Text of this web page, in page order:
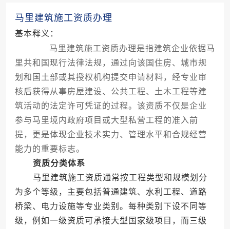
马里建筑施工资质办理
基本释义：
马里建筑施工资质办理是指建筑企业依据马
里共和国现行法律法规，通过向该国住房、城市规
划和国土部或其授权机构提交申请材料，经专业审
核后获得从事房屋建设、公共工程、土木工程等建
筑活动的法定许可凭证的过程。该资质不仅是企业
参与马里境内政府项目或大型私营工程的准入前
提，更是体现企业技术实力、管理水平和合规经营
能力的重要标志。
资质分类体系
马里建筑施工资质通常按工程类型和规模划分
为多个等级，主要包括普通建筑、水利工程、道路
桥梁、电力设施等专业类别。每种类别下设不同等
级，例如一级资质可承接大型国家级项目，而三级